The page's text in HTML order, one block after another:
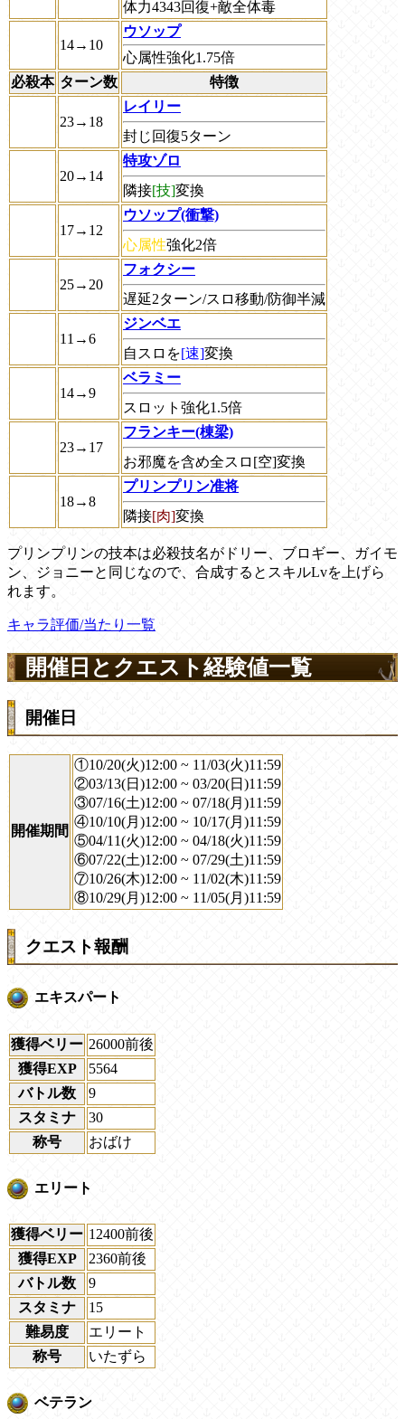
体力4343回復+敵全体毒
14→10
ウソップ
心属性強化1.75倍
必殺本 ターン数 特徴
23→18
レイリー
封じ回復5ターン
20→14
特攻ゾロ
隣接[技]変換
17→12
ウソップ(衝撃)
心属性強化2倍
25→20
フォクシー
遅延2ターン/スロ移動/防御半減
11→6
ジンベエ
自スロを[速]変換
14→9
ベラミー
スロット強化1.5倍
23→17
フランキー(棟梁)
お邪魔を含め全スロ [空]変換
18→8
プリンプリン准将
隣接[肉]変換
プリンプリンの技本は必殺技名がドリー、ブロギー、ガイモ
ン、ジョニーと同じなので、合成するとスキルLvを上げら
れます。
キャラ評価/当たり一覧
開催日とクエスト経験値一覧
開催日
開催期間
①10/20(火)12:00 ~ 11/03(火)11:59
②03/13(日)12:00 ~ 03/20(日)11:59
③07/16(土)12:00 ~ 07/18(月)11:59
④10/10(月)12:00 ~ 10/17(月)11:59
⑤04/11(火)12:00 ~ 04/18(火)11:59
⑥07/22(土)12:00 ~ 07/29(土)11:59
⑦10/26(木)12:00 ~ 11/02(木)11:59
⑧10/29(月)12:00 ~ 11/05(月)11:59
クエスト報酬
エキスパート
獲得ベリー 26000前後
獲得EXP
5564
バトル数
9
スタミナ
30
称号
おばけ
エリート
獲得ベリー 12400前後
獲得EXP
2360前後
バトル数
9
スタミナ
15
難易度
エリート
称号
いたずら
ベテラン